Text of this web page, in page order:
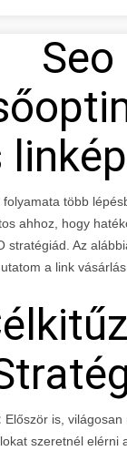
Seo
folyamata több
ahhoz, hogy
stratégiád. Az
a link
Először is, világosan
szeretnél elérni